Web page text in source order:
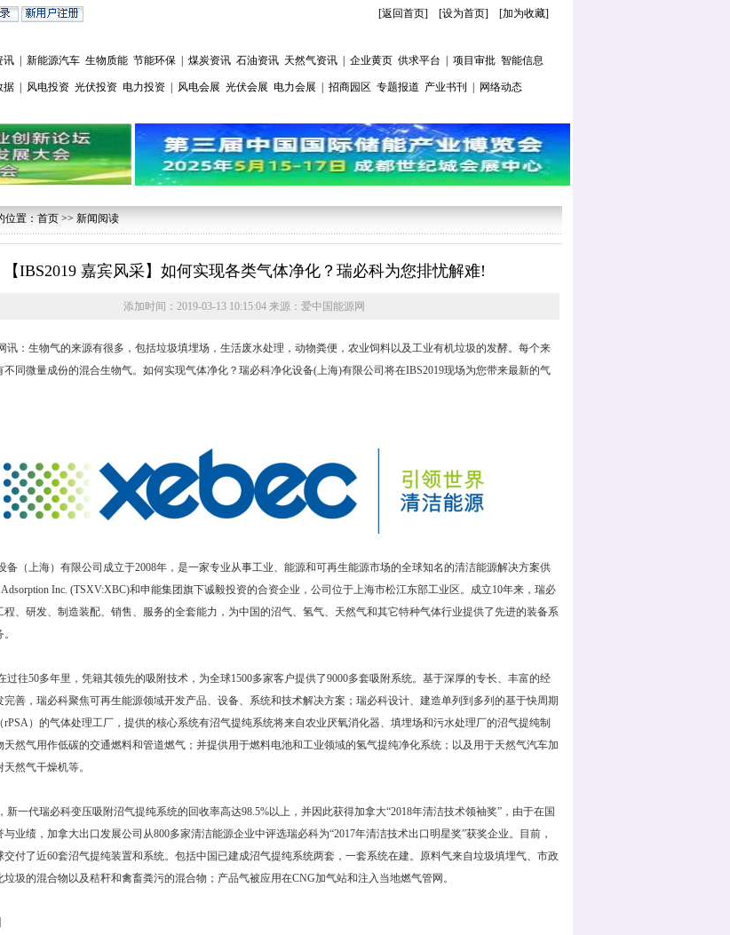
[返回首页] [设为首页] [加为收藏]
讯 新能源汽车 生物质能 节能环保 煤炭资讯 石油资讯 天然气资讯 企业黄页 供求平台 项目审批 智能信息
据 风电投资 光伏投资 电力投资 风电会展 光伏会展 电力会展 招商园区 专题报道 产业书刊 网络动态
位置：首页 >> 新闻阅读
【IBS2019 嘉宾风采】如何实现各类气体净化？瑞必科为您排忧解难!
添加时间： 2019-03-13 10:15:04 来源： 爱中国能源网
：生物气的来源有很多，包括垃圾填埋场，生活废水处理，动物粪便，农业饲料以及工业有机垃圾的发酵。每个来
不同微量成份的混合生物气。如何实现气体净化？瑞必科净化设备(上海)有限公司将在IBS2019现场为您带来最新的气
（上海）有限公司成立于2008年，是一家专业从事工业、能源和可再生能源市场的全球知名的清洁能源解决方案供
Adsorption Inc. (TSXV:XBC)和申能集团旗下诚毅投资的合资企业，公司位于上海市松江东部工业区。成立10年来，瑞必
程、研发、制造装配、销售、服务的全套能力，为中国的沼气、氢气、天然气和其它特种气体行业提供了先进的装备系
往50多年里，凭籍其领先的吸附技术，为全球1500多家客户提供了9000多套吸附系统。基于深厚的专长、丰富的经
完善，瑞必科聚焦可再生能源领域开发产品、设备、系统和技术解决方案；瑞必科设计、建造单列到多列的基于快周期
rPSA）的气体处理工厂，提供的核心系统有沼气提纯系统将来自农业厌氧消化器、填埋场和污水处理厂的沼气提纯制
天然气用作低碳的交通燃料和管道燃气；并提供用于燃料电池和工业领域的氢气提纯净化系统；以及用于天然气汽车加
然气干燥机等。
一代瑞必科变压吸附沼气提纯系统的回收率高达98.5%以上，并因此获得加拿大“2018年清洁技术领袖奖”，由于在国
与业绩，加拿大出口发展公司从800多家清洁能源企业中评选瑞必科为“2017年清洁技术出口明星奖”获奖企业。目前，
交付了近60套沼气提纯装置和系统。包括中国已建成沼气提纯系统两套，一套系统在建。原料气来自垃圾填埋气、市政
圾的混合物以及秸秆和禽畜粪污的混合物；产品气被应用在CNG加气站和注入当地燃气管网。